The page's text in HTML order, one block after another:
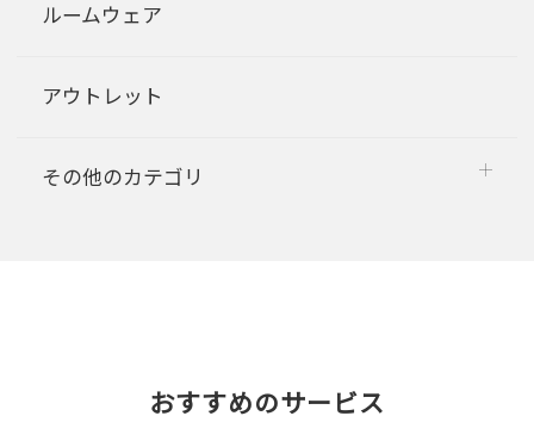
ルームウェア
アウトレット
その他のカテゴリ
おすすめのサービス